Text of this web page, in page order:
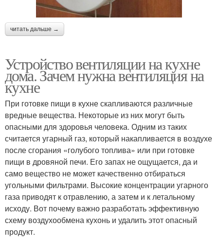
читать дальше →
Устройство вентиляции на кухне
дома. Зачем нужна вентиляция на
кухне
При готовке пищи в кухне скапливаются различные
вредные вещества. Некоторые из них могут быть
опасными для здоровья человека. Одним из таких
считается угарный газ, который накапливается в воздухе
после сгорания «голубого топлива» или при готовке
пищи в дровяной печи. Его запах не ощущается, да и
само вещество не может качественно отбираться
угольными фильтрами. Высокие концентрации угарного
газа приводят к отравлению, а затем и к летальному
исходу. Вот почему важно разработать эффективную
схему воздухообмена кухонь и удалить этот опасный
продукт.